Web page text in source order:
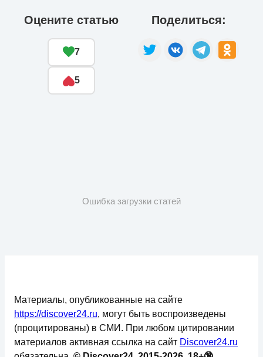
Оцените статью
7
5
Поделиться:
Ошибка загрузки статей
Материалы, опубликованные на сайте
https://discover24.ru, могут быть воспроизведены
(процитированы) в СМИ. При любом цитировании
материалов активная ссылка на сайт Discover24.ru